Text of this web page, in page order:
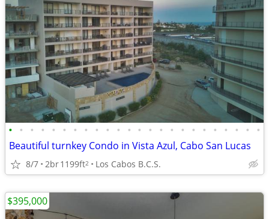
• • • • • • • • • • • • • • • • • • • • • • • •
Beautiful turnkey Condo in Vista Azul, Cabo San Lucas
8/7 2br1199ft2 Los Cabos B.C.S.
$395,000